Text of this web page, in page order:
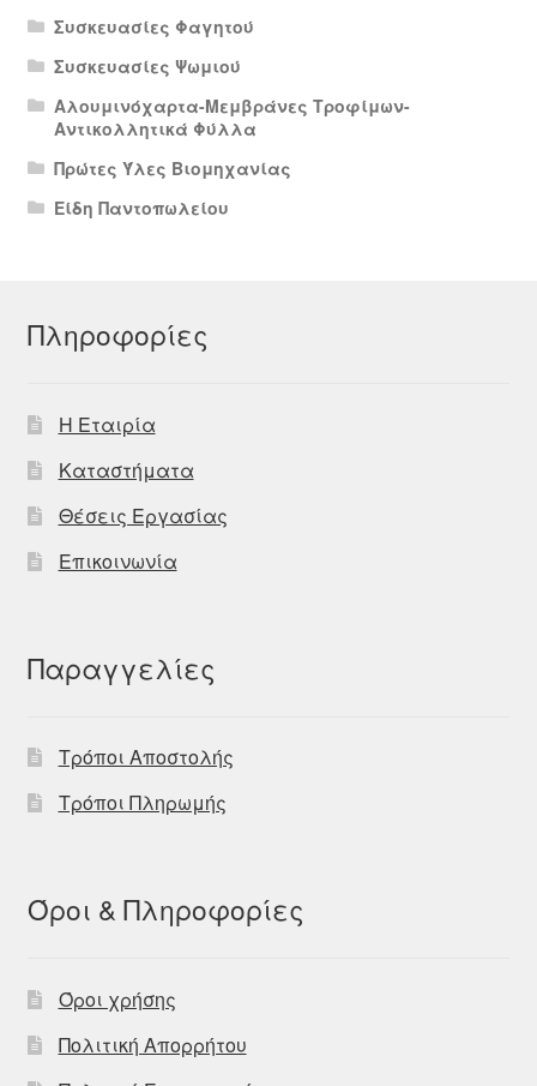
Συσκευασίες Φαγητού
Συσκευασίες Ψωμιού
Αλουμινόχαρτα-Μεμβράνες Τροφίμων-
Αντικολλητικά Φύλλα
Πρώτες Ύλες Βιομηχανίας
Είδη Παντοπωλείου
Πληροφορίες
Η Εταιρία
Καταστήματα
Θέσεις Εργασίας
Επικοινωνία
Παραγγελίες
Τρόποι Αποστολής
Τρόποι Πληρωμής
Όροι & Πληροφορίες
Όροι χρήσης
Πολιτική Απορρήτου